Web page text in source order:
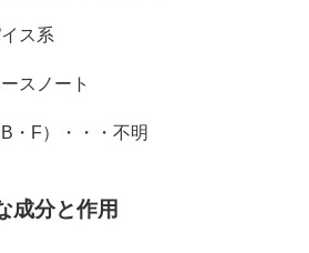
ス系
スノート
B ・ F）・・・不明
成分と作用